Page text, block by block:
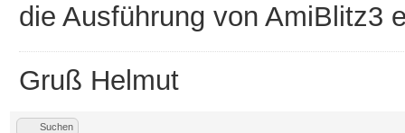
die Ausführung von AmiBlitz3
Gruß Helmut
Suchen